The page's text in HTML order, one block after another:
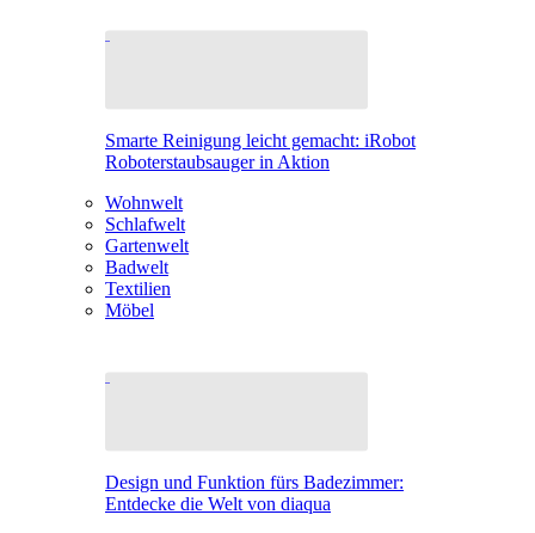
Smarte Reinigung leicht gemacht: iRobot
Roboterstaubsauger in Aktion
Wohnwelt
Schlafwelt
Gartenwelt
Badwelt
Textilien
Möbel
Design und Funktion fürs Badezimmer:
Entdecke die Welt von diaqua